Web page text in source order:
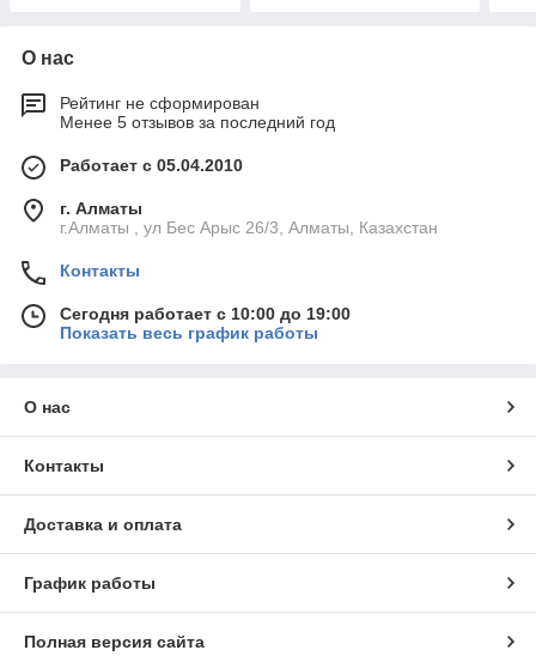
О нас
Рейтинг не сформирован
Менее 5 отзывов за последний год
Работает с 05.04.2010
г. Алматы
г.Алматы , ул Бес Арыс 26/3, Алматы, Казахстан
Контакты
Сегодня работает с 10:00 до 19:00
Показать весь график работы
О нас
Контакты
Доставка и оплата
График работы
Полная версия сайта